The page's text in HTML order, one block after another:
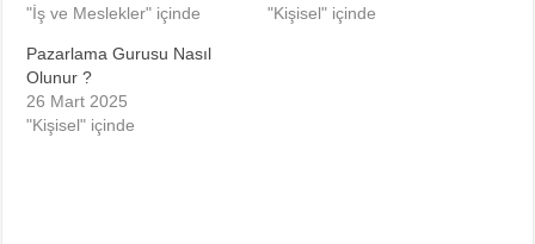
"İş ve Meslekler" içinde
"Kişisel" içinde
Pazarlama Gurusu Nasıl
Olunur ?
26 Mart 2025
"Kişisel" içinde